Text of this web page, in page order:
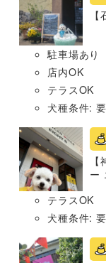
駐車場あり
店内OK
テラスOK
犬種条件:
ー
テラスOK
犬種条件: